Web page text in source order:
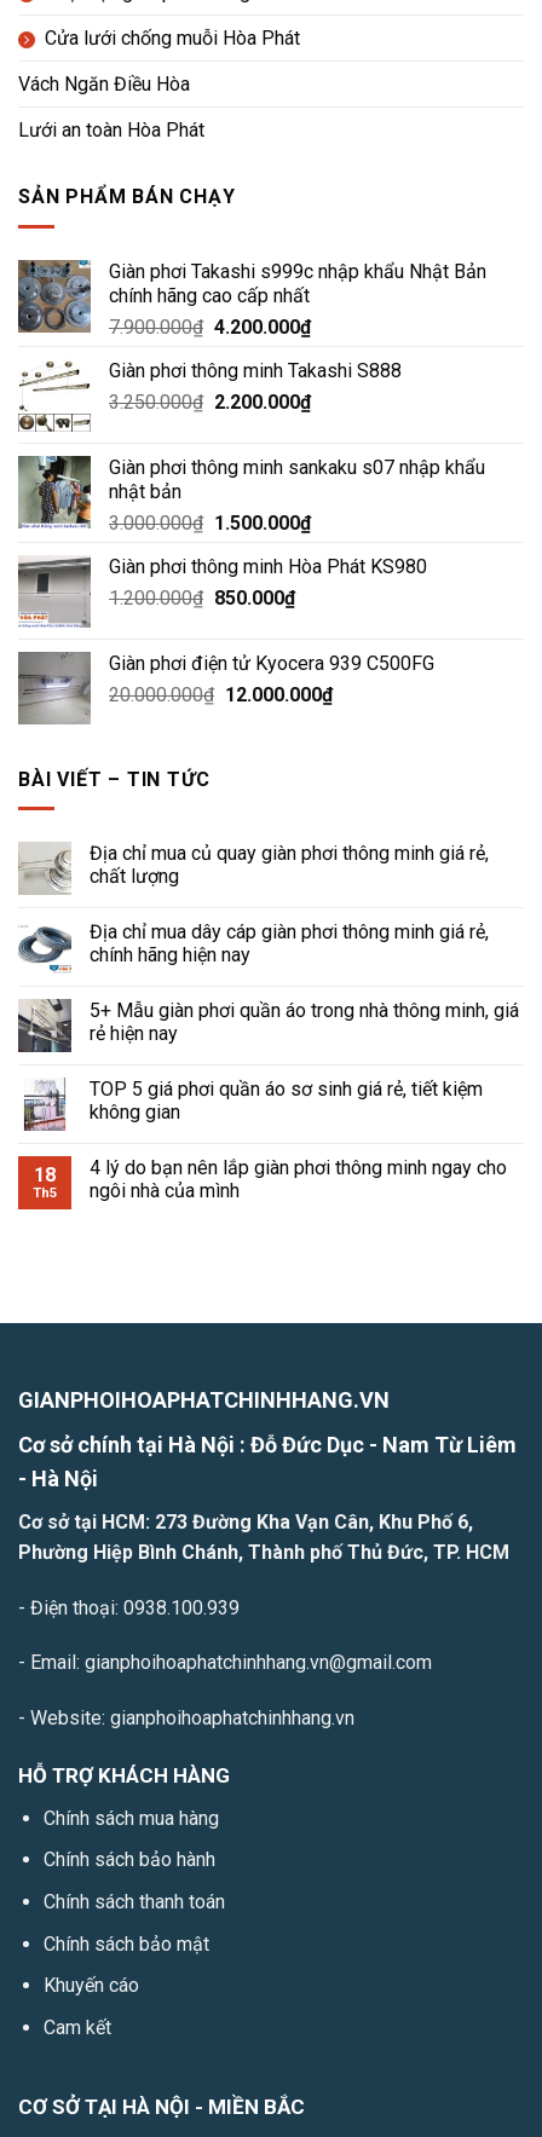
Cửa lưới chống muỗi Hòa Phát
Vách Ngăn Điều Hòa
Lưới an toàn Hòa Phát
SẢN PHẨM BÁN CHẠY
Giàn phơi Takashi s999c nhập khẩu Nhật Bản
chính hãng cao cấp nhất
7.900.000₫ Giá
là:
7.900.000₫.
4.200.000₫Giá
tại
là:
Giàn phơi thông minh Takashi S888
3.250.000₫ Giá
3.250.000₫.
2.200.000₫Giá
là:
Giàn phơi thông minh sankaku s07 nhập khẩu
nhật bản
3.000.000₫ Giá
là:
3.000.000₫.
1.500.000₫Giá
tại
Giàn phơi thông minh Hòa Phát KS980
1.200.000₫ Giá
1.200.000₫.
850.000₫Giá
là:
850.000₫.
Giàn phơi điện tử Kyocera 939 C500FG
20.000.000₫ Giá
12.000.000₫Giá
BÀI VIẾT – TIN TỨC
Địa chỉ mua củ quay giàn phơi thông minh giá rẻ,
chất lượng
Địa chỉ mua dây cáp giàn phơi thông minh giá rẻ,
chính hãng hiện nay
5+ Mẫu giàn phơi quần áo trong nhà thông minh, giá
rẻ hiện nay
TOP 5 giá phơi quần áo sơ sinh giá rẻ, tiết kiệm
không gian
18
Th5
4 lý do bạn nên lắp giàn phơi thông minh ngay cho
ngôi nhà của mình
GIANPHOIHOAPHATCHINHHANG.VN
Cơ sở chính tại Hà Nội : Đỗ Đức Dục - Nam Từ Liêm
- Hà Nội
Cơ sở tại HCM: 273 Đường Kha Vạn Cân, Khu Phố 6,
Phường Hiệp Bình Chánh, Thành phố Thủ Đức, TP. HCM
- Điện thoại: 0938.100.939
- Email: gianphoihoaphatchinhhang.vn@gmail.com
- Website: gianphoihoaphatchinhhang.vn
HỖ TRỢ KHÁCH HÀNG
Chính sách mua hàng
Chính sách bảo hành
Chính sách thanh toán
Chính sách bảo mật
Khuyến cáo
Cam kết
CƠ SỞ TẠI HÀ NỘI - MIỀN BẮC